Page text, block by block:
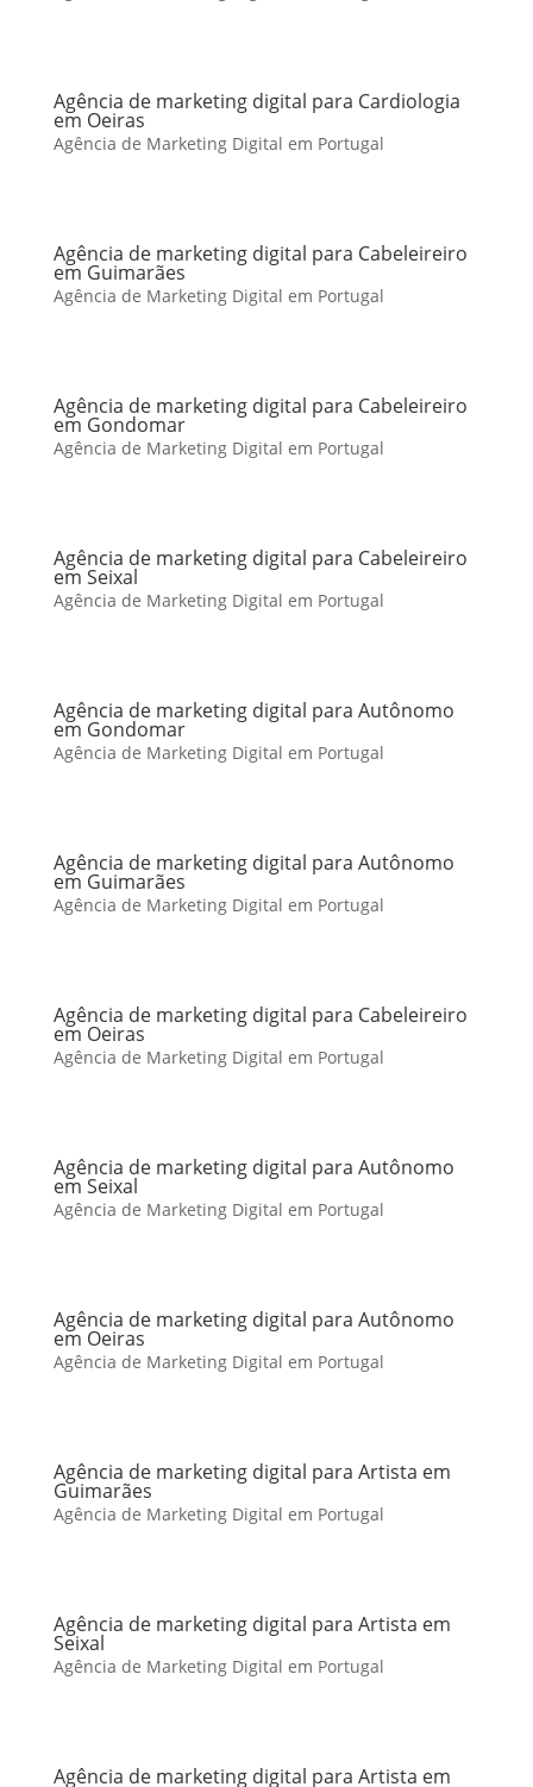
Agência de marketing digital para Cardiologia
em Oeiras
Agência de Marketing Digital em Portugal
Agência de marketing digital para Cabeleireiro
em Guimarães
Agência de Marketing Digital em Portugal
Agência de marketing digital para Cabeleireiro
em Gondomar
Agência de Marketing Digital em Portugal
Agência de marketing digital para Cabeleireiro
em Seixal
Agência de Marketing Digital em Portugal
Agência de marketing digital para Autônomo
em Gondomar
Agência de Marketing Digital em Portugal
Agência de marketing digital para Autônomo
em Guimarães
Agência de Marketing Digital em Portugal
Agência de marketing digital para Cabeleireiro
em Oeiras
Agência de Marketing Digital em Portugal
Agência de marketing digital para Autônomo
em Seixal
Agência de Marketing Digital em Portugal
Agência de marketing digital para Autônomo
em Oeiras
Agência de Marketing Digital em Portugal
Agência de marketing digital para Artista em
Guimarães
Agência de Marketing Digital em Portugal
Agência de marketing digital para Artista em
Seixal
Agência de Marketing Digital em Portugal
Agência de marketing digital para Artista em